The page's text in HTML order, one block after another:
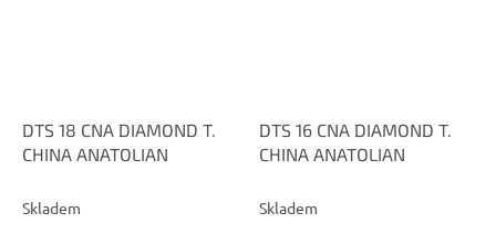
DTS 18 CNA DIAMOND T.
CHINA ANATOLIAN
Skladem
DTS 16 CNA DIAMOND T.
CHINA ANATOLIAN
Skladem